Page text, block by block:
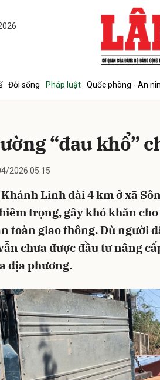
Đời sống Pháp luật Quốc phòng - An
“đau khổ”
2026 05:15
Linh dài 4 km ở xã
trọng, gây khó khăn
toàn giao thông. Dù người
chưa được đầu tư nâng
địa phương.
Gửi bình luận